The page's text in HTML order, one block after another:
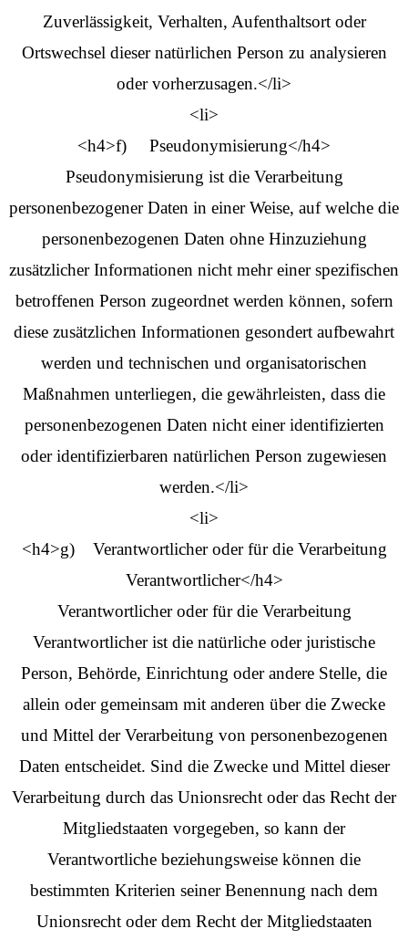
Zuverlässigkeit, Verhalten, Aufenthaltsort oder
Ortswechsel dieser natürlichen Person zu analysieren
oder vorherzusagen.</li>
<li>
<h4>f) Pseudonymisierung</h4>
Pseudonymisierung ist die Verarbeitung
personenbezogener Daten in einer Weise, auf welche die
personenbezogenen Daten ohne Hinzuziehung
zusätzlicher Informationen nicht mehr einer spezifischen
betroffenen Person zugeordnet werden können, sofern
diese zusätzlichen Informationen gesondert aufbewahrt
werden und technischen und organisatorischen
Maßnahmen unterliegen, die gewährleisten, dass die
personenbezogenen Daten nicht einer identifizierten
oder identifizierbaren natürlichen Person zugewiesen
werden.</li>
<li>
<h4>g) Verantwortlicher oder für die Verarbeitung
Verantwortlicher</h4>
Verantwortlicher oder für die Verarbeitung
Verantwortlicher ist die natürliche oder juristische
Person, Behörde, Einrichtung oder andere Stelle, die
allein oder gemeinsam mit anderen über die Zwecke
und Mittel der Verarbeitung von personenbezogenen
Daten entscheidet. Sind die Zwecke und Mittel dieser
Verarbeitung durch das Unionsrecht oder das Recht der
Mitgliedstaaten vorgegeben, so kann der
Verantwortliche beziehungsweise können die
bestimmten Kriterien seiner Benennung nach dem
Unionsrecht oder dem Recht der Mitgliedstaaten